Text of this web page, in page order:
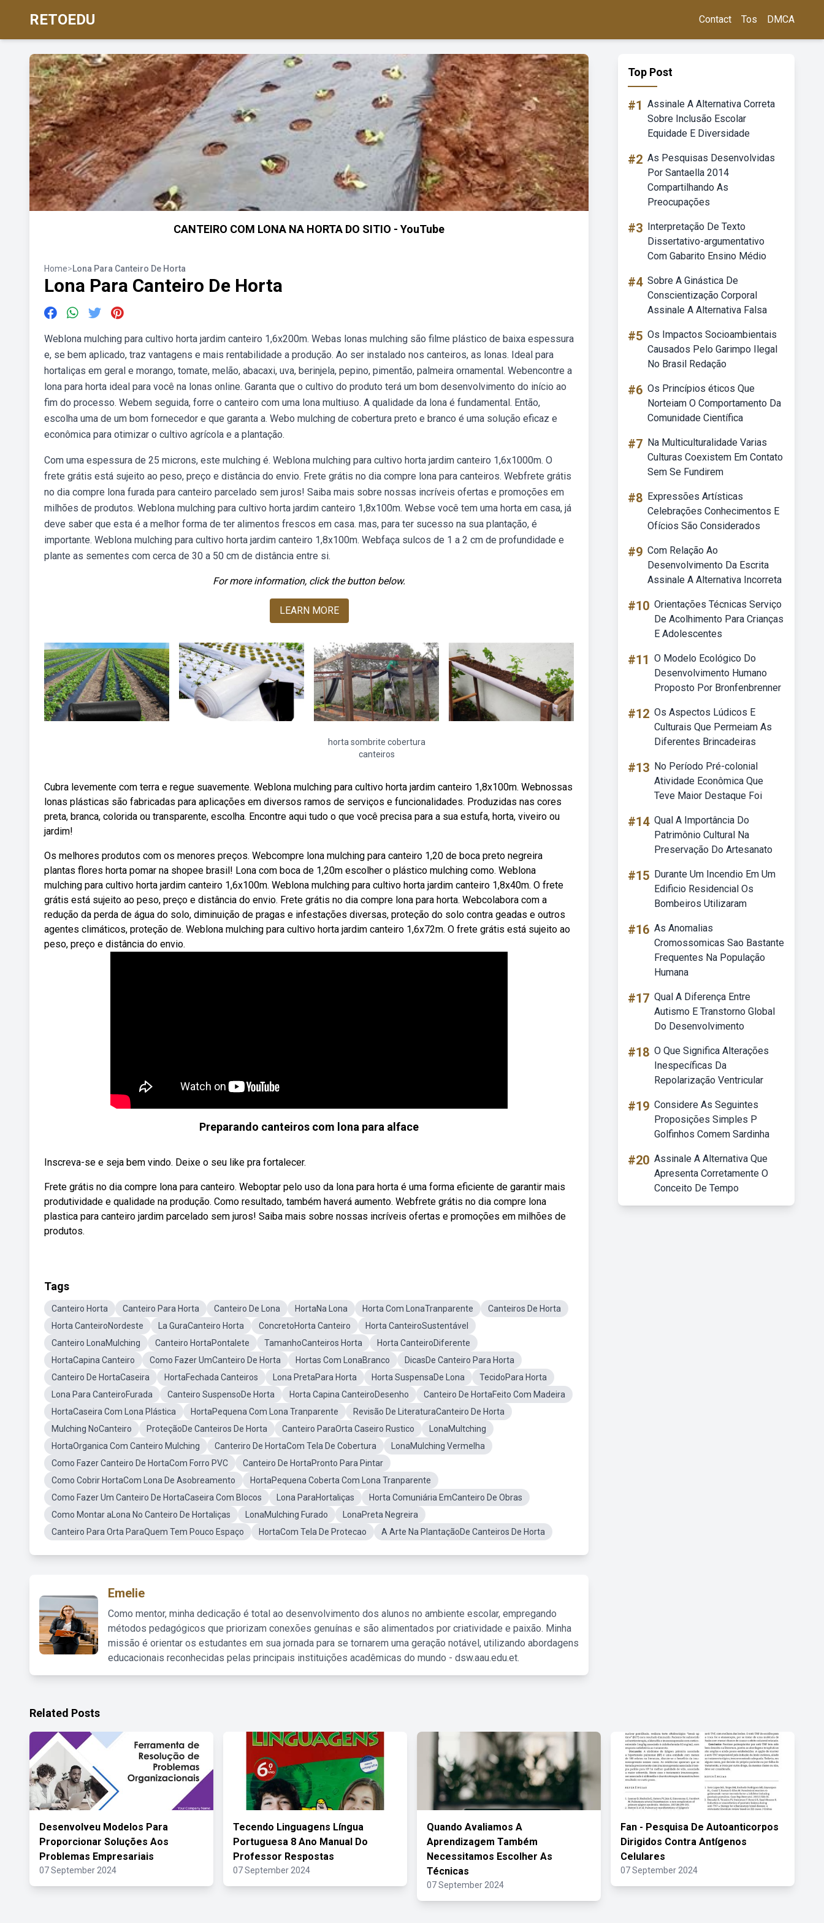
RETOEDU Contact Tos DMCA
CANTEIRO COM LONA NA HORTA DO SITIO - YouTube
Home>Lona Para Canteiro De Horta
Lona Para Canteiro De Horta
Weblona mulching para cultivo horta jardim canteiro 1,6x200m. Webas lonas mulching são filme plástico de baixa espessura
e, se bem aplicado, traz vantagens e mais rentabilidade a produção. Ao ser instalado nos canteiros, as lonas. Ideal para
hortaliças em geral e morango, tomate, melão, abacaxi, uva, berinjela, pepino, pimentão, palmeira ornamental. Webencontre a
lona para horta ideal para você na lonas online. Garanta que o cultivo do produto terá um bom desenvolvimento do início ao
fim do processo. Webem seguida, forre o canteiro com uma lona multiuso. A qualidade da lona é fundamental. Então,
escolha uma de um bom fornecedor e que garanta a. Webo mulching de cobertura preto e branco é uma solução eficaz e
econômica para otimizar o cultivo agrícola e a plantação.
Com uma espessura de 25 microns, este mulching é. Weblona mulching para cultivo horta jardim canteiro 1,6x1000m. O
frete grátis está sujeito ao peso, preço e distância do envio. Frete grátis no dia compre lona para canteiros. Webfrete grátis
no dia compre lona furada para canteiro parcelado sem juros! Saiba mais sobre nossas incríveis ofertas e promoções em
milhões de produtos. Weblona mulching para cultivo horta jardim canteiro 1,8x100m. Webse você tem uma horta em casa, já
deve saber que esta é a melhor forma de ter alimentos frescos em casa. mas, para ter sucesso na sua plantação, é
importante. Weblona mulching para cultivo horta jardim canteiro 1,8x100m. Webfaça sulcos de 1 a 2 cm de profundidade e
plante as sementes com cerca de 30 a 50 cm de distância entre si.
For more information, click the button below.
LEARN MORE
horta sombrite cobertura
canteiros
Cubra levemente com terra e regue suavemente. Weblona mulching para cultivo horta jardim canteiro 1,8x100m. Webnossas
lonas plásticas são fabricadas para aplicações em diversos ramos de serviços e funcionalidades. Produzidas nas cores
preta, branca, colorida ou transparente, escolha. Encontre aqui tudo o que você precisa para a sua estufa, horta, viveiro ou
jardim!
Os melhores produtos com os menores preços. Webcompre lona mulching para canteiro 1,20 de boca preto negreira
plantas flores horta pomar na shopee brasil! Lona com boca de 1,20m escolher o plástico mulching como. Weblona
mulching para cultivo horta jardim canteiro 1,6x100m. Weblona mulching para cultivo horta jardim canteiro 1,8x40m. O frete
grátis está sujeito ao peso, preço e distância do envio. Frete grátis no dia compre lona para horta. Webcolabora com a
redução da perda de água do solo, diminuição de pragas e infestações diversas, proteção do solo contra geadas e outros
agentes climáticos, proteção de. Weblona mulching para cultivo horta jardim canteiro 1,6x72m. O frete grátis está sujeito ao
peso, preço e distância do envio.
Preparando canteiros com lona para alface
Inscreva-se e seja bem vindo. Deixe o seu like pra fortalecer.
Frete grátis no dia compre lona para canteiro. Weboptar pelo uso da lona para horta é uma forma eficiente de garantir mais
produtividade e qualidade na produção. Como resultado, também haverá aumento. Webfrete grátis no dia compre lona
plastica para canteiro jardim parcelado sem juros! Saiba mais sobre nossas incríveis ofertas e promoções em milhões de
produtos.
Tags
Canteiro Horta Canteiro Para Horta Canteiro De Lona HortaNa Lona Horta Com LonaTranparente
Canteiros De Horta
Horta CanteiroNordeste
La GuraCanteiro Horta ConcretoHorta Canteiro
Horta CanteiroSustentável
Canteiro LonaMulching
Canteiro HortaPontalete TamanhoCanteiros Horta
Horta CanteiroDiferente
HortaCapina Canteiro
Como Fazer UmCanteiro De Horta Hortas Com LonaBranco
DicasDe Canteiro Para Horta
Canteiro De HortaCaseira
HortaFechada Canteiros Lona PretaPara Horta Horta SuspensaDe Lona
TecidoPara Horta
Lona Para CanteiroFurada
Canteiro SuspensoDe Horta Horta Capina CanteiroDesenho
Canteiro De HortaFeito Com Madeira
HortaCaseira Com Lona Plástica
HortaPequena Com Lona Tranparente
Revisão De LiteraturaCanteiro De Horta
Mulching NoCanteiro
ProteçãoDe Canteiros De Horta Canteiro ParaOrta Caseiro Rustico
LonaMultching
HortaOrganica Com Canteiro Mulching
Canteriro De HortaCom Tela De Cobertura
LonaMulching Vermelha
Como Fazer Canteiro De HortaCom Forro PVC
Canteiro De HortaPronto Para Pintar
Como Cobrir HortaCom Lona De Asobreamento
HortaPequena Coberta Com Lona Tranparente
Como Fazer Um Canteiro De HortaCaseira Com Blocos
Lona ParaHortaliças
Horta Comuniária EmCanteiro De Obras
Como Montar aLona No Canteiro De Hortaliças
LonaMulching Furado
LonaPreta Negreira
Canteiro Para Orta ParaQuem Tem Pouco Espaço
HortaCom Tela De Protecao A Arte Na PlantaçãoDe Canteiros De Horta
Emelie
Como mentor, minha dedicação é total ao desenvolvimento dos alunos no ambiente escolar, empregando
métodos pedagógicos que priorizam conexões genuínas e são alimentados por criatividade e paixão. Minha
missão é orientar os estudantes em sua jornada para se tornarem uma geração notável, utilizando abordagens
educacionais reconhecidas pelas principais instituições acadêmicas do mundo - dsw.aau.edu.et.
Top Post
#1 Assinale A Alternativa Correta
Sobre Inclusão Escolar
Equidade E Diversidade
#2 As Pesquisas Desenvolvidas
Por Santaella 2014
Compartilhando As
Preocupações
#3 Interpretação De Texto
Dissertativo-argumentativo
Com Gabarito Ensino Médio
#4 Sobre A Ginástica De
Conscientização Corporal
Assinale A Alternativa Falsa
#5 Os Impactos Socioambientais
Causados Pelo Garimpo Ilegal
No Brasil Redação
#6 Os Princípios éticos Que
Norteiam O Comportamento Da
Comunidade Científica
#7 Na Multiculturalidade Varias
Culturas Coexistem Em Contato
Sem Se Fundirem
#8 Expressões Artísticas
Celebrações Conhecimentos E
Ofícios São Considerados
#9 Com Relação Ao
Desenvolvimento Da Escrita
Assinale A Alternativa Incorreta
#10 Orientações Técnicas Serviço
De Acolhimento Para Crianças
E Adolescentes
#11 O Modelo Ecológico Do
Desenvolvimento Humano
Proposto Por Bronfenbrenner
#12 Os Aspectos Lúdicos E
Culturais Que Permeiam As
Diferentes Brincadeiras
#13 No Período Pré-colonial
Atividade Econômica Que
Teve Maior Destaque Foi
#14 Qual A Importância Do
Patrimônio Cultural Na
Preservação Do Artesanato
#15 Durante Um Incendio Em Um
Edificio Residencial Os
Bombeiros Utilizaram
#16 As Anomalias
Cromossomicas Sao Bastante
Frequentes Na População
Humana
#17 Qual A Diferença Entre
Autismo E Transtorno Global
Do Desenvolvimento
#18 O Que Significa Alterações
Inespecíficas Da
Repolarização Ventricular
#19 Considere As Seguintes
Proposições Simples P
Golfinhos Comem Sardinha
#20 Assinale A Alternativa Que
Apresenta Corretamente O
Conceito De Tempo
Related Posts
Desenvolveu Modelos Para
Proporcionar Soluções Aos
Problemas Empresariais
07 September 2024
Tecendo Linguagens Língua
Portuguesa 8 Ano Manual Do
Professor Respostas
07 September 2024
Quando Avaliamos A
Aprendizagem Também
Necessitamos Escolher As
Técnicas
07 September 2024
Fan - Pesquisa De Autoanticorpos
Dirigidos Contra Antígenos
Celulares
07 September 2024